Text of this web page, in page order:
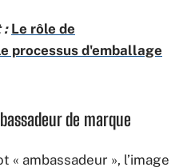
: Le rôle de
processus d'emballage
de marque
« ambassadeur », l’image